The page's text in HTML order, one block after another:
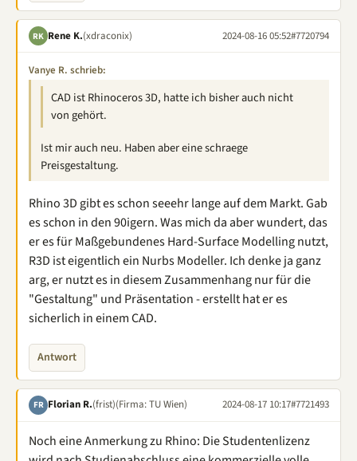
RK Rene K.(xdraconix) 2024-08-16 05:52#7720794
Vanye R. schrieb:
CAD ist Rhinoceros 3D, hatte ich bisher auch nicht
von gehört.
Ist mir auch neu. Haben aber eine schraege
Preisgestaltung.
Rhino 3D gibt es schon seeehr lange auf dem Markt. Gab
es schon in den 90igern. Was mich da aber wundert, das
er es für Maßgebundenes Hard-Surface Modelling nutzt,
R3D ist eigentlich ein Nurbs Modeller. Ich denke ja ganz
arg, er nutzt es in diesem Zusammenhang nur für die
"Gestaltung" und Präsentation - erstellt hat er es
sicherlich in einem CAD.
Antwort
FR Florian R.(frist)(Firma: TU Wien) 2024-08-17 10:17#7721493
Noch eine Anmerkung zu Rhino: Die Studentenlizenz